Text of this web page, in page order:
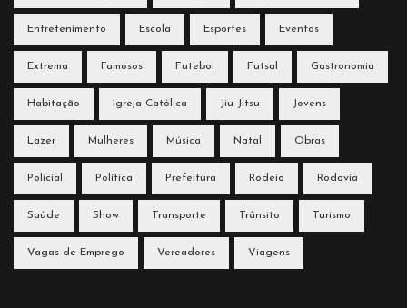
Entretenimento Escola Esportes Eventos
Extrema Famosos Futebol Futsal Gastronomia
Habitação Igreja Católica Jiu-Jitsu Jovens
Lazer Mulheres Música Natal Obras
Policial Política Prefeitura Rodeio Rodovia
Saúde Show Transporte Trânsito Turismo
Vagas de Emprego Vereadores Viagens